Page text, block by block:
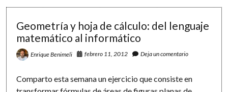
la
de
cálculo
texto
con
la
de
Geometría y hoja de cálculo: del lenguaje
matemático al informático
Enrique Benimeli febrero 11, 2012 Deja un comentario
Comparto esta semana un ejercicio que consiste en